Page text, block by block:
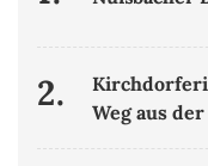
2.
Weg aus